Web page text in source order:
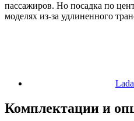
пассажиров. Но посадка по
моделях из-за удлиненного
Комплектации и